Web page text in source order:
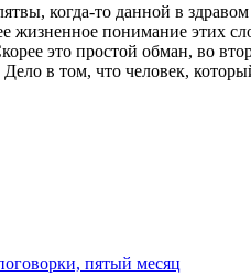
когда-то данной в
жизненное понимание этих
это простой обман, во
в том, что человек,
пятый месяц